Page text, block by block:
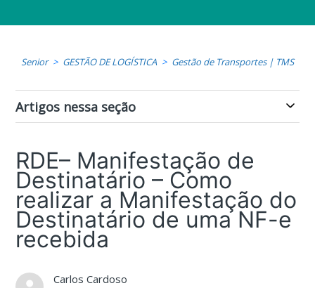
Senior GESTÃO DE LOGÍSTICA Gestão de Transportes | TMS
Artigos nessa seção
RDE– Manifestação de
Destinatário – Como
realizar a Manifestação do
Destinatário de uma NF-e
recebida
Carlos Cardoso